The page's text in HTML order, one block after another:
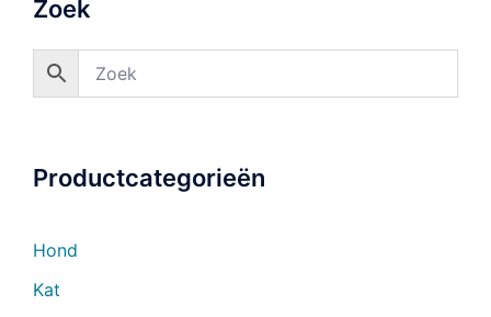
Zoek
Productcategorieën
Hond
Kat